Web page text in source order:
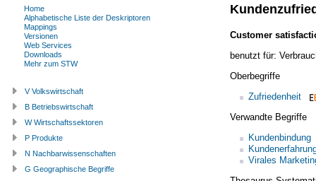
Customer
benutzt für:
Oberbegriffe
Zufriedenheit
Verwandte Begriffe
Kundenbindung
Virales
Home
Alphabetische Liste der Deskriptoren
Mappings
Versionen
Web Services
Downloads
Mehr zum STW
V Volkswirtschaft
B Betriebswirtschaft
W Wirtschaftssektoren
P Produkte
N Nachbarwissenschaften
G Geographische Begriffe